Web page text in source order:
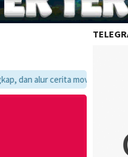
movie favoritmu dalam